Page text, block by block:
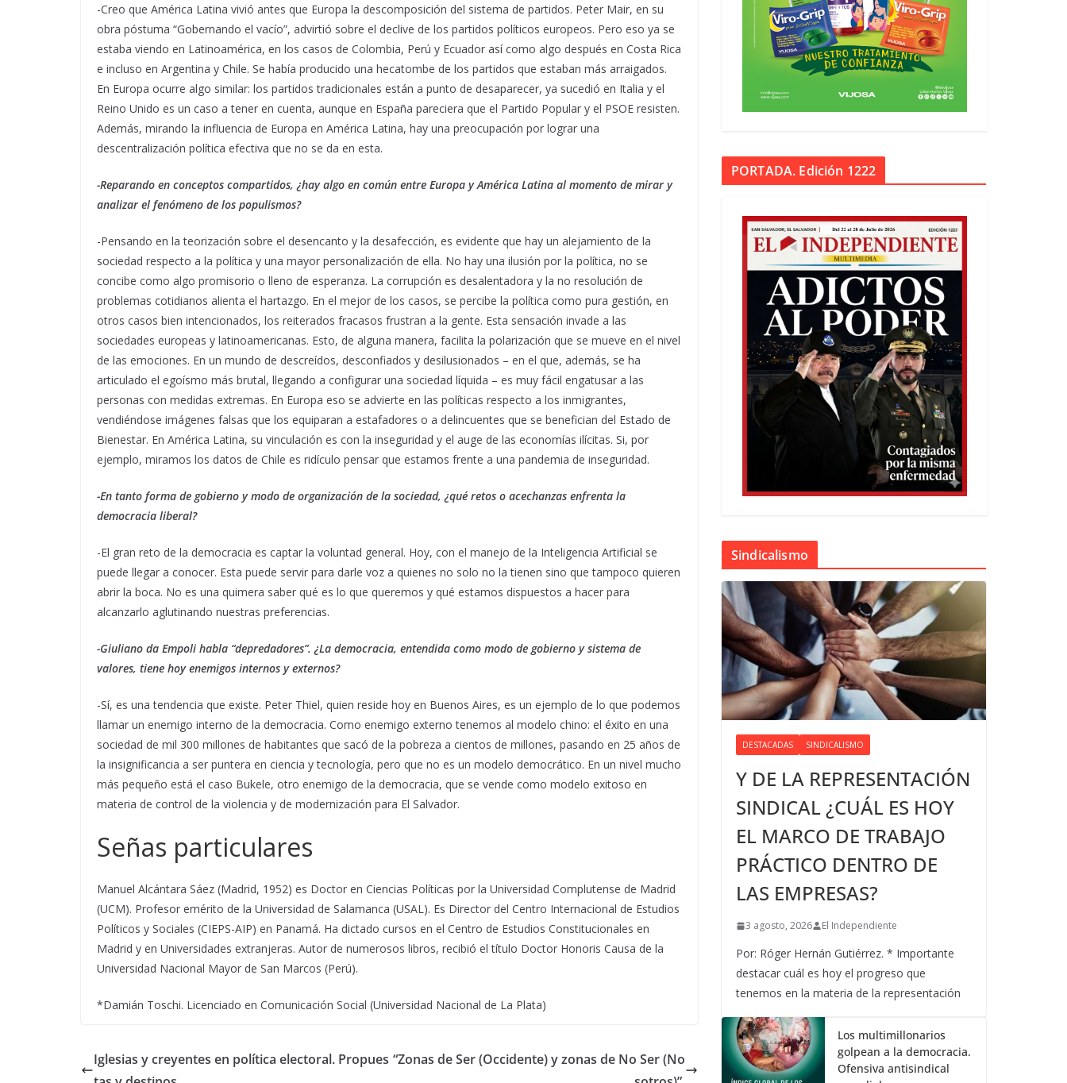
-Creo que América Latina vivió antes que Europa la descomposición del sistema de partidos. Peter Mair, en su
obra póstuma “Gobernando el vacío”, advirtió sobre el declive de los partidos políticos europeos. Pero eso ya se
estaba viendo en Latinoamérica, en los casos de Colombia, Perú y Ecuador así como algo después en Costa Rica
e incluso en Argentina y Chile. Se había producido una hecatombe de los partidos que estaban más arraigados.
En Europa ocurre algo similar: los partidos tradicionales están a punto de desaparecer, ya sucedió en Italia y el
Reino Unido es un caso a tener en cuenta, aunque en España pareciera que el Partido Popular y el PSOE resisten.
Además, mirando la influencia de Europa en América Latina, hay una preocupación por lograr una
descentralización política efectiva que no se da en esta.
-Reparando en conceptos compartidos, ¿hay algo en común entre Europa y América Latina al momento de mirar y
analizar el fenómeno de los populismos?
-Pensando en la teorización sobre el desencanto y la desafección, es evidente que hay un alejamiento de la
sociedad respecto a la política y una mayor personalización de ella. No hay una ilusión por la política, no se
concibe como algo promisorio o lleno de esperanza. La corrupción es desalentadora y la no resolución de
problemas cotidianos alienta el hartazgo. En el mejor de los casos, se percibe la política como pura gestión, en
otros casos bien intencionados, los reiterados fracasos frustran a la gente. Esta sensación invade a las
sociedades europeas y latinoamericanas. Esto, de alguna manera, facilita la polarización que se mueve en el nivel
de las emociones. En un mundo de descreídos, desconfiados y desilusionados – en el que, además, se ha
articulado el egoísmo más brutal, llegando a configurar una sociedad líquida – es muy fácil engatusar a las
personas con medidas extremas. En Europa eso se advierte en las políticas respecto a los inmigrantes,
vendiéndose imágenes falsas que los equiparan a estafadores o a delincuentes que se benefician del Estado de
Bienestar. En América Latina, su vinculación es con la inseguridad y el auge de las economías ilícitas. Si, por
ejemplo, miramos los datos de Chile es ridículo pensar que estamos frente a una pandemia de inseguridad.
-En tanto forma de gobierno y modo de organización de la sociedad, ¿qué retos o acechanzas enfrenta la
democracia liberal?
-El gran reto de la democracia es captar la voluntad general. Hoy, con el manejo de la Inteligencia Artificial se
puede llegar a conocer. Esta puede servir para darle voz a quienes no solo no la tienen sino que tampoco quieren
abrir la boca. No es una quimera saber qué es lo que queremos y qué estamos dispuestos a hacer para
alcanzarlo aglutinando nuestras preferencias.
-Giuliano da Empoli habla “depredadores”. ¿La democracia, entendida como modo de gobierno y sistema de
valores, tiene hoy enemigos internos y externos?
-Sí, es una tendencia que existe. Peter Thiel, quien reside hoy en Buenos Aires, es un ejemplo de lo que podemos
llamar un enemigo interno de la democracia. Como enemigo externo tenemos al modelo chino: el éxito en una
sociedad de mil 300 millones de habitantes que sacó de la pobreza a cientos de millones, pasando en 25 años de
la insignificancia a ser puntera en ciencia y tecnología, pero que no es un modelo democrático. En un nivel mucho
más pequeño está el caso Bukele, otro enemigo de la democracia, que se vende como modelo exitoso en
materia de control de la violencia y de modernización para El Salvador.
Señas particulares
Manuel Alcántara Sáez (Madrid, 1952) es Doctor en Ciencias Políticas por la Universidad Complutense de Madrid
(UCM). Profesor emérito de la Universidad de Salamanca (USAL). Es Director del Centro Internacional de Estudios
Políticos y Sociales (CIEPS-AIP) en Panamá. Ha dictado cursos en el Centro de Estudios Constitucionales en
Madrid y en Universidades extranjeras. Autor de numerosos libros, recibió el título Doctor Honoris Causa de la
Universidad Nacional Mayor de San Marcos (Perú).
*Damián Toschi. Licenciado en Comunicación Social (Universidad Nacional de La Plata)
Iglesias y creyentes en política electoral. Propues “Zonas de Ser (Occidente) y zonas de No Ser (No
PORTADA. Edición 1222
Sindicalismo
DESTACADAS SINDICALISMO
Y DE LA REPRESENTACIÓN
SINDICAL ¿CUÁL ES HOY
EL MARCO DE TRABAJO
PRÁCTICO DENTRO DE
LAS EMPRESAS?
3 agosto, 2026 El Independiente
Por: Róger Hernán Gutiérrez. * Importante
destacar cuál es hoy el progreso que
tenemos en la materia de la representación
Los multimillonarios
golpean a la democracia.
Ofensiva antisindical